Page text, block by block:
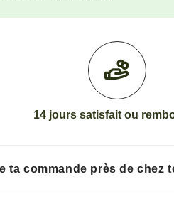
14 jours satisfait ou
ta commande près de chez